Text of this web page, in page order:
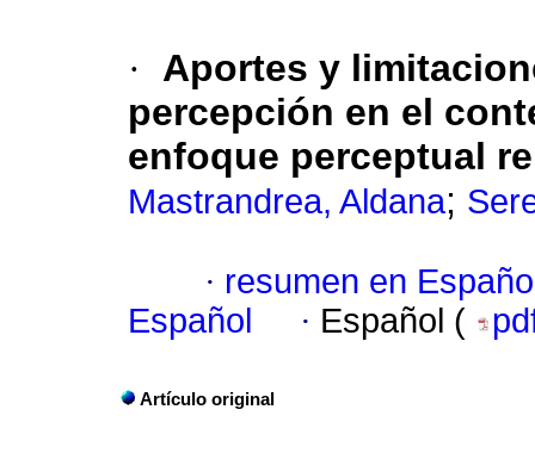
·
Aportes y
percepción en el
enfoque perceptual
Mastrandrea, Aldana;
· resumen en
Español
· Español (
Artículo original